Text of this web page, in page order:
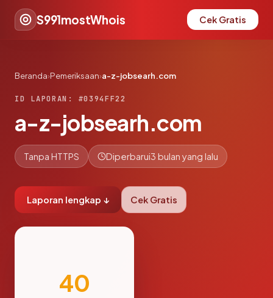
S991mostWhois Cek Gratis
Beranda›Pemeriksaan›a-z-jobsearh.com
ID LAPORAN: #0394FF22
a-z-jobsearh.com
Tanpa HTTPS Diperbarui3 bulan yang lalu
Laporan lengkap ↓ Cek Gratis
40